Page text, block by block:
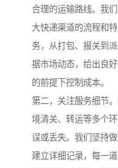
合理的运输路线。我
大快递渠道的流程和
务，从打包、报关到
据市场动态，给出良
的前提下控制成本。
第二，关注服务细节
境清关、转运等多个
误或丢失。我们坚持
建立详细记录，每一